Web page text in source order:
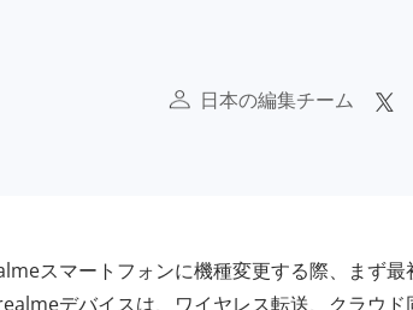
日本の編集チーム
スマートフォンに機種変更する際、まず
デバイスは、ワイヤレス転送、クラウ